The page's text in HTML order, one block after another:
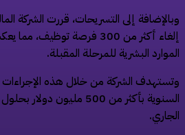
إلى التسريحات، قررت الشركة
إلغاء أكثر من 300 فرصة توظيف،
البشرية للمرحلة المقبلة.
الشركة من خلال هذه الإجراءات
السنوية بأكثر من 500 مليون